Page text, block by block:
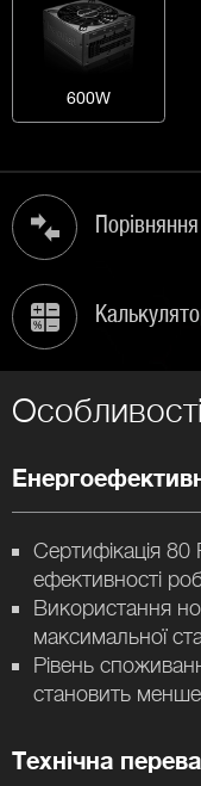
600W
Особливості
Сертифікація 80
ефективності
Використання
максимальної
Рівень
становить
Технічна